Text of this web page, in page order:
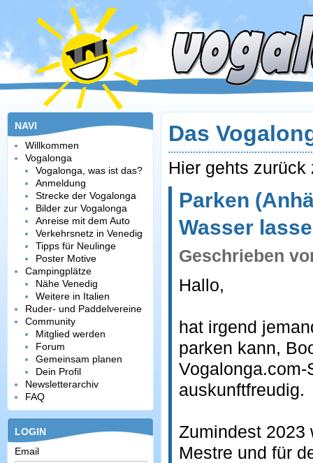
NAVI
Willkommen
Vogalonga
Vogalonga, was ist das?
Anmeldung
Strecke der Vogalonga
Bilder zur Vogalonga
Anreise mit dem Auto
Verkehrsnetz in Venedig
Tipps für Neulinge
Poster Motive
Campingplätze
Nähe Venedig
Weitere in Italien
Ruder- und Paddelvereine
Community
Mitglied werden
Forum
Gemeinsam planen
Dein Profil
Newsletterarchiv
FAQ
LOGIN
Email
Das
Hier gehts
Parken
Wasser
Geschrieben
Hallo,
hat irgend
parken kann,
auskunftfreudig.
Zumindest 2023
Mestre und für